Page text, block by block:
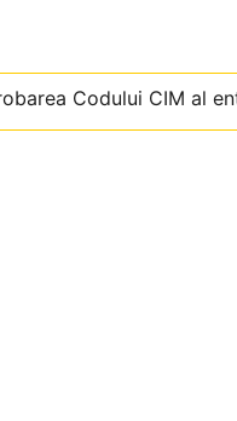
Codului CIM al